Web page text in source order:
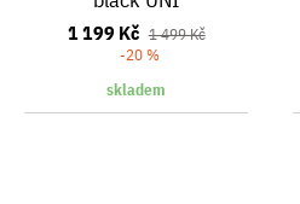
1 199 Kč 1 499 Kč
-20 %
skladem